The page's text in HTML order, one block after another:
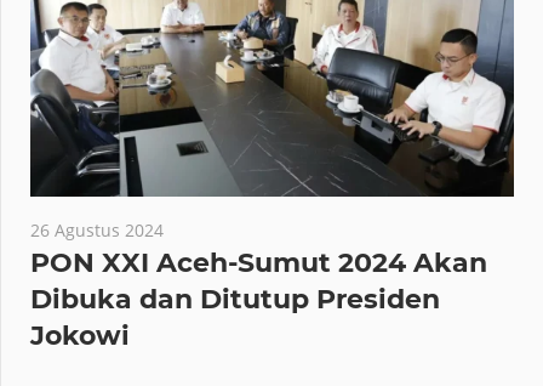
26 Agustus 2024
PON XXI Aceh-Sumut 2024 Akan
Dibuka dan Ditutup Presiden
Jokowi